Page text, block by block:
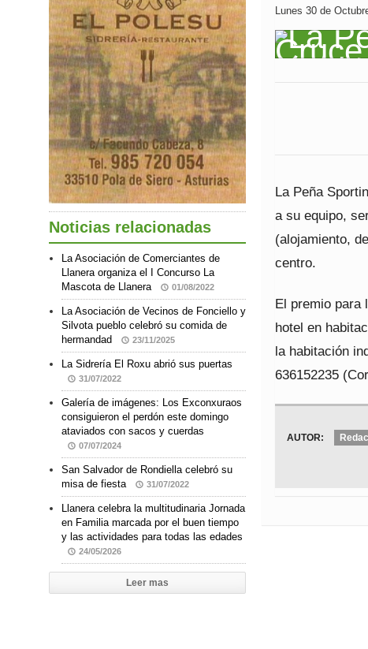
Lunes 30 de
La Peña
a su equipo,
(alojamiento,
centro.
El premio para
hotel en
la habitación
636152235
AUTOR:
Noticias relacionadas
La Asociación de Comerciantes de
Llanera organiza el I Concurso La
Mascota de Llanera
01/08/2022
La Asociación de Vecinos de Fonciello y
Silvota pueblo celebró su comida de
hermandad
23/11/2025
La Sidrería El Roxu abrió sus puertas
31/07/2022
Galería de imágenes: Los Exconxuraos
consiguieron el perdón este domingo
ataviados con sacos y cuerdas
07/07/2024
San Salvador de Rondiella celebró su
misa de fiesta
31/07/2022
Llanera celebra la multitudinaria Jornada
en Familia marcada por el buen tiempo
y las actividades para todas las edades
24/05/2026
Leer mas